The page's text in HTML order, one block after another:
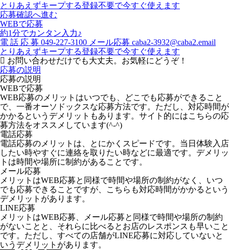
とりあえずキープする登録不要で今すぐ使えます
応募確認へ進む
WEBで応募
約1分でカンタン入力♪
電 話 応 募 049-227-3100 メール応募 caba2-3932@caba2.email
とりあえずキープする登録不要で今すぐ使えます
お問い合わせだけでも大丈夫。お気軽にどうぞ！
応募の説明
応募の説明
WEBで応募
WEB応募のメリットはいつでも、どこでも応募ができること
で、一番オーソドックスな応募方法です。ただし、対応時間が
かかるというデメリットもあります。サイト的にはこちらの応
募方法をオススメしています(^-^)
電話応募
電話応募のメリットは、とにかくスピードです。当日体験入店
したい時やすぐに連絡を取りたい時などに最適です。デメリッ
トは時間や場所に制約があることです。
メール応募
メリットはWEB応募と同様で時間や場所の制約がなく、いつ
でも応募できることですが、こちらも対応時間がかかるという
デメリットがあります。
LINE応募
メリットはWEB応募、メール応募と同様で時間や場所の制約
がないことと、それらに比べるとお店のレスポンスも早いこと
です。ただし、すべての店舗がLINE応募に対応していないと
いうデメリットがあります。